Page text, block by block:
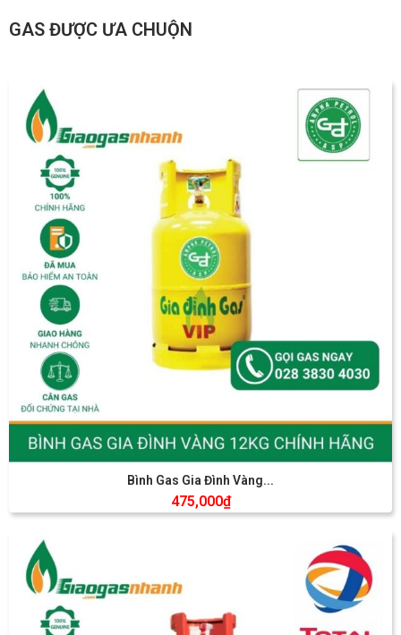
GAS ĐƯỢC ƯA CHUỘN
Bình Gas Gia Đình Vàng...
475,000₫